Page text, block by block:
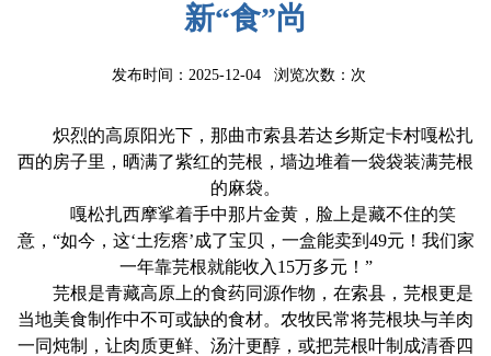
新“食”尚
发布时间：2025-12-04 浏览次数： 次
炽烈的高原阳光下，那曲市索县若达乡斯定卡村嘎松扎
西的房子里，晒满了紫红的芫根，墙边堆着一袋袋装满芫根
的麻袋。
嘎松扎西摩挲着手中那片金黄，脸上是藏不住的笑
意，“如今，这‘土疙瘩’成了宝贝，一盒能卖到49元！我们家
一年靠芫根就能收入15万多元！”
芫根是青藏高原上的食药同源作物，在索县，芫根更是
当地美食制作中不可或缺的食材。农牧民常将芫根块与羊肉
一同炖制，让肉质更鲜、汤汁更醇，或把芫根叶制成清香四